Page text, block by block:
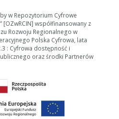
w Repozytorium Cyfrowe
[OZwRCIN] współfinansowany z
Rozwoju Regionalnego w
Polska Cyfrowa, lata
: Cyfrowa dostępność i
oraz środki Partnerów